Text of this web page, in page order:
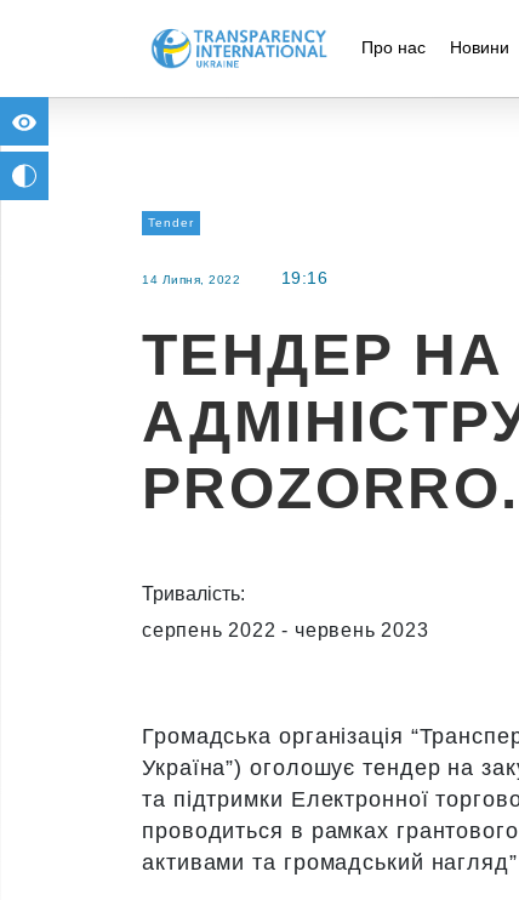
Про нас Новини
Tender
14 Липня, 2022 19:16
ТЕНДЕР НА
Тривалість:
серпень 2022 - червень 2023
Громадська організація
Україна”) оголошує тендер на
та підтримки Електронної
проводиться в рамках
активами та громадський